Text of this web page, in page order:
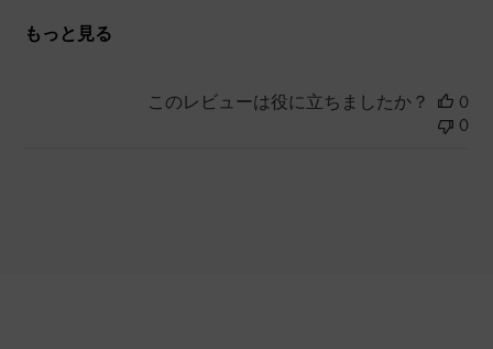
もっと見る
このレビューは役に立ちましたか？
0
0